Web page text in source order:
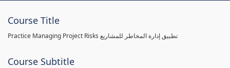
Course Title
Practice Managing Project Risks تطبيق إدارة المخاطر للمشاريع
Course Subtitle